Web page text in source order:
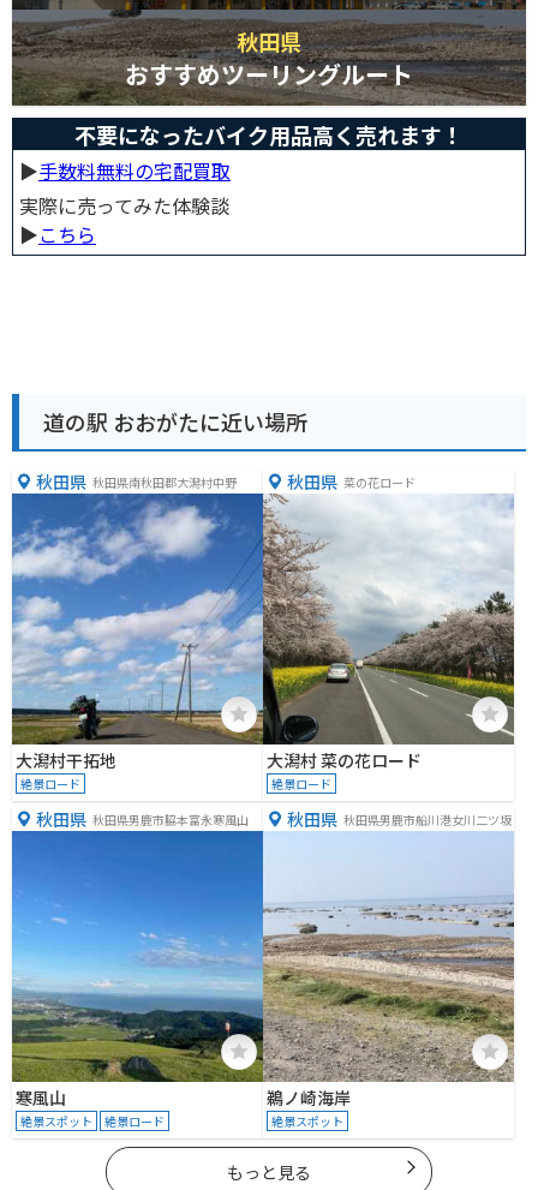
秋田県
おすすめツーリングルート
不要になったバイク用品高く売れます！
▶︎手数料無料の宅配買取
実際に売ってみた体験談
▶︎こちら
道の駅 おおがたに近い場所
秋田県 秋田県南秋田郡大潟村中野
大潟村干拓地
絶景ロード
秋田県 菜の花ロード
大潟村 菜の花ロード
絶景ロード
秋田県 秋田県男鹿市脇本富永寒風山
寒風山
絶景スポット 絶景ロード
秋田県 秋田県男鹿市船川港女川二ツ坂
鵜ノ崎海岸
絶景スポット
もっと見る